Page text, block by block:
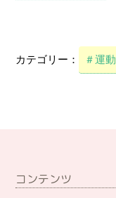
カテゴリー： ＃運動
コンテンツ